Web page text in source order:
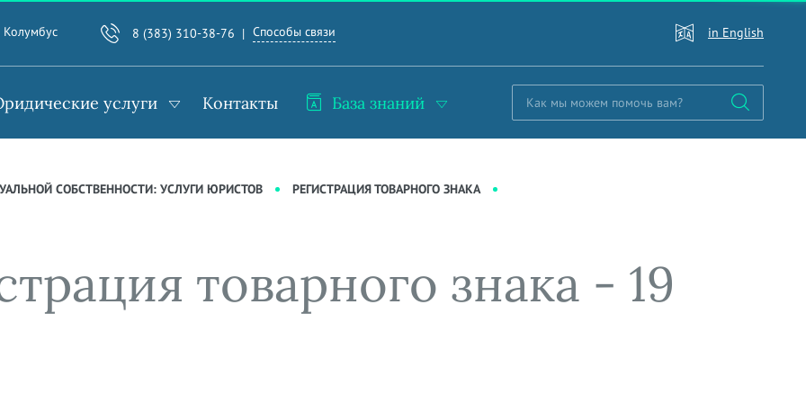
Колумбус 8 (383) 310-38-76 Способы связи in English
услуги Контакты База знаний
СОБСТВЕННОСТИ: УСЛУГИ ЮРИСТОВ
РЕГИСТРАЦИЯ ТОВАРНОГО ЗНАКА
товарного знака - 19